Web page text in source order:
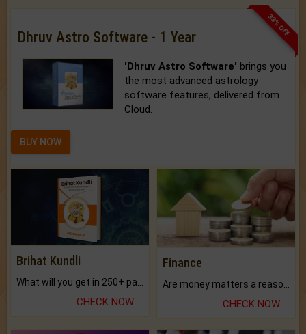
33% OFF
Dhruv Astro Software - 1 Year
'Dhruv Astro Software' brings you
the most advanced astrology
software features, delivered from
Cloud.
BUY NOW
Brihat Kundli
CHECK NOW
Finance
CHECK NOW